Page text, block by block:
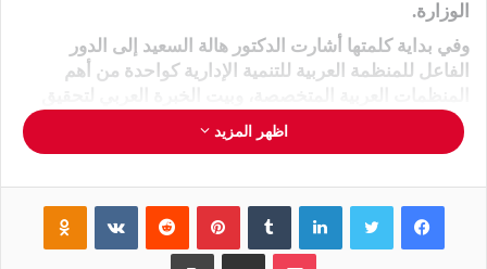
الوزارة.
وفي بداية كلمتها أشارت الدكتور هالة السعيد إلى الدور
الفاعل للمنظمة العربية للتنمية الإدارية كواحدة من أهم
التنمية الإدارية في الدول العربية، موجهة الشكر إلى المنظمة،
وجامعة الدول العربية، ودولة الإمارات العربية على هذا التقدير
وأكدت السعيد أن الجائزة تقدير وتكريم للدولة المصرية بكل
مؤسساتها، فهى نتاج عمل وجهد جماعي للحكومة المصرية،
كما أن التكريم يعد تكريمًا للمرأة المصرية وتتويجًا لما تقوم به
اظهر المزيد
فيسبوك تويتر لينكدإن بينتيريست
بوكيت مشاركة عبر البريد طباعة